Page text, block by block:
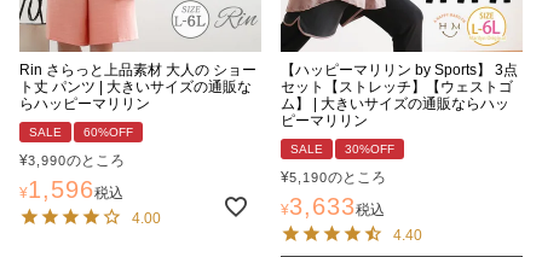
Rin さらっと上品素材 大人の ショー
ト丈 パンツ | 大きいサイズの通販な
らハッピーマリリン
SALE 60%OFF
¥3,990のところ
¥1,596税込
4.00
【ハッピーマリリン by Sports】 3点
セット【ストレッチ】【ウェストゴ
ム】 | 大きいサイズの通販ならハッ
ピーマリリン
SALE 30%OFF
¥5,190のところ
¥3,633税込
4.40